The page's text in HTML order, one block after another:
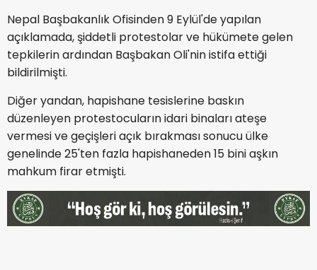
Nepal Başbakanlık Ofisinden 9 Eylül'de yapılan
açıklamada, şiddetli protestolar ve hükümete gelen
tepkilerin ardından Başbakan Oli'nin istifa ettiği
bildirilmişti.
Diğer yandan, hapishane tesislerine baskın
düzenleyen protestocuların idari binaları ateşe
vermesi ve geçişleri açık bırakması sonucu ülke
genelinde 25'ten fazla hapishaneden 15 bini aşkın
mahkum firar etmişti.